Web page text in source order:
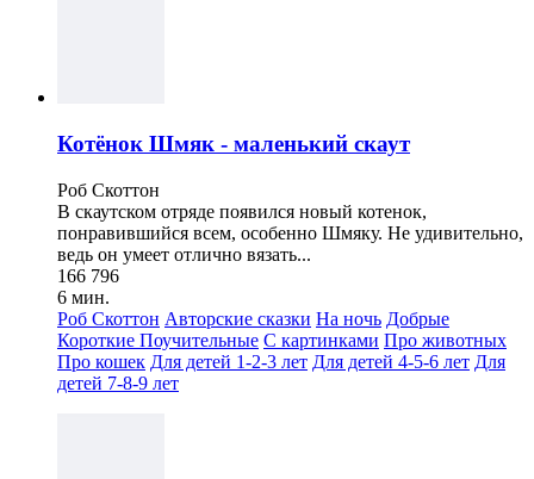
Котёнок Шмяк - маленький скаут
Роб Скоттон
В скаутском отряде появился новый котенок,
понравившийся всем, особенно Шмяку. Не удивительно,
ведь он умеет отлично вязать...
166 796
6 мин.
Роб Скоттон Авторские сказки На ночь Добрые
Короткие Поучительные С картинками Про животных
Про кошек Для детей 1-2-3 лет Для детей 4-5-6 лет Для
детей 7-8-9 лет